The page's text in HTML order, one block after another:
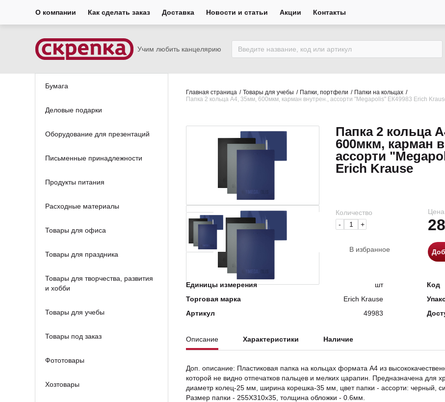
О компании Как сделать заказ Доставка Новости и статьи Акции Контакты
Учим любить канцелярию
Бумага
Деловые подарки
Оборудование для презентаций
Письменные принадлежности
Продукты питания
Расходные материалы
Товары для офиса
Товары для праздника
Товары для творчества, развития
и хобби
Товары для учебы
Товары под заказ
Фототовары
Хозтовары
Главная страница Товары для учебы Папки, портфели
Папки на кольцах
Папка 2 кольца А4, 35мм, 600мкм, карман внутрен., ассорти "Megapolis" ЕК49983 Erich
Папка 2 кольца
600мкм, карман
ассорти
Erich Krause
Количество
-
+
В избранное
Единицы измерения шт Код
Торговая марка
Erich Krause
Артикул
49983
Описание Характеристики Наличие
Доп. описание: Пластиковая папка на кольцах формата А4 из
которой не видно отпечатков пальцев и мелких царапин. Предназначена для
диаметр колец-25 мм, ширина корешка-35 мм, цвет папки - ассорти: черный,
Размер папки - 255Х310х35, толщина обложки - 0.6мм.